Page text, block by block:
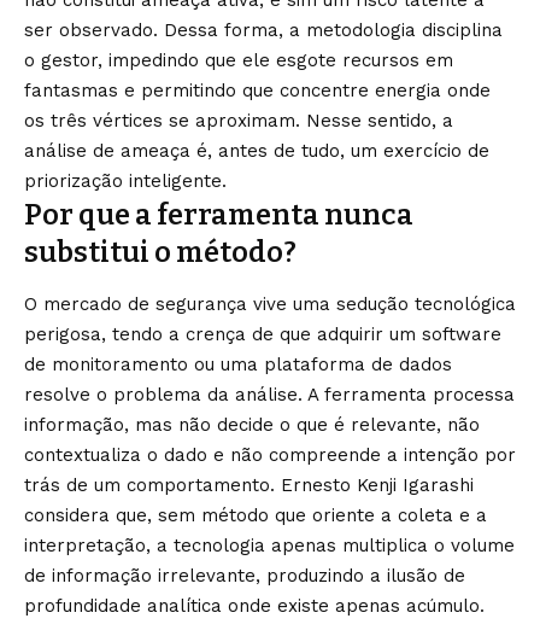
ser observado. Dessa forma, a metodologia disciplina
o gestor, impedindo que ele esgote recursos em
fantasmas e permitindo que concentre energia onde
os três vértices se aproximam. Nesse sentido, a
análise de ameaça é, antes de tudo, um exercício de
priorização inteligente.
Por que a ferramenta nunca
substitui o método?
O mercado de segurança vive uma sedução tecnológica
perigosa, tendo a crença de que adquirir um software
de monitoramento ou uma plataforma de dados
resolve o problema da análise. A ferramenta processa
informação, mas não decide o que é relevante, não
contextualiza o dado e não compreende a intenção por
trás de um comportamento. Ernesto Kenji Igarashi
considera que, sem método que oriente a coleta e a
interpretação, a tecnologia apenas multiplica o volume
de informação irrelevante, produzindo a ilusão de
profundidade analítica onde existe apenas acúmulo.